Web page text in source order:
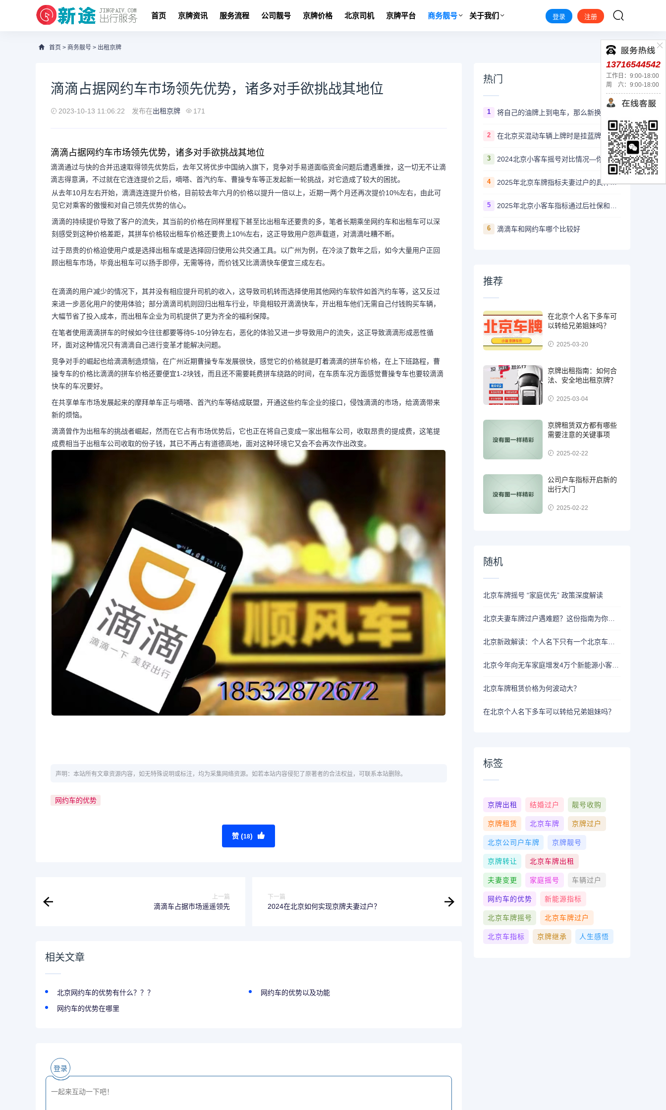
首页 京牌资讯 服务流程 公司靓号 京牌价格 北京司机 京牌平台 商务靓号 关于我们 登录 注册
首页 > 商务靓号 > 出租京牌
滴滴占据网约车市场领先优势，诸多对手欲挑战其地位
2023-10-13 11:06:22 发布在出租京牌 171
滴滴占据网约车市场领先优势，诸多对手欲挑战其地位
滴滴通过与快的合并迅速取得领先优势后，去年又将优步中国纳入旗下，竞争对手易道面临资金问题后遭遇重挫，这一切无不让滴
滴志得意满，不过就在它连连提价之后，嘀嗒、首汽约车、曹操专车等正发起新一轮挑战，对它造成了较大的困扰。
从去年10月左右开始，滴滴连连提升价格，目前较去年六月的价格以提升一倍以上，近期一两个月还再次提价10%左右，由此可
见它对乘客的傲慢和对自己领先优势的信心。
滴滴的持续提价导致了客户的流失，其当前的价格在同样里程下甚至比出租车还要贵的多，笔者长期乘坐网约车和出租车可以深
刻感受到这种价格差距，其拼车价格较出租车价格还要贵上10%左右，这正导致用户怨声载道，对滴滴吐糟不断。
过于昂贵的价格迫使用户或是选择出租车或是选择回归使用公共交通工具。以广州为例，在冷淡了数年之后，如今大量用户正回
顾出租车市场，毕竟出租车可以扬手即停，无需等待，而价钱又比滴滴快车便宜三成左右。
在滴滴的用户减少的情况下，其并没有相应提升司机的收入，这导致司机转而选择使用其他网约车软件如首汽约车等，这又反过
来进一步恶化用户的使用体验；部分滴滴司机则回归出租车行业，毕竟相较开滴滴快车，开出租车他们无需自己付钱购买车辆，
大幅节省了投入成本，而出租车企业为司机提供了更为齐全的福利保障。
在笔者使用滴滴拼车的时候如今往往都要等待5-10分钟左右，恶化的体验又进一步导致用户的流失，这正导致滴滴形成恶性循
环，面对这种情况只有滴滴自己进行变革才能解决问题。
竞争对手的崛起也给滴滴制造烦恼，在广州近期曹操专车发展很快，感觉它的价格就是盯着滴滴的拼车价格，在上下班路程，曹
操专车的价格比滴滴的拼车价格还要便宜1-2块钱，而且还不需要耗费拼车绕路的时间，在车质车况方面感觉曹操专车也要较滴滴
快车的车况要好。
在共享单车市场发展起来的摩拜单车正与嘀嗒、首汽约车等结成联盟，开通这些约车企业的接口，侵蚀滴滴的市场，给滴滴带来
新的烦恼。
滴滴曾作为出租车的挑战者崛起，然而在它占有市场优势后，它也正在将自己变成一家出租车公司，收取昂贵的提成费，这笔提
成费相当于出租车公司收取的份子钱，其已不再占有道德高地，面对这种环境它又会不会再次作出改变。
声明：本站所有文章资源内容，如无特殊说明或标注，均为采集网络资源。如若本站内容侵犯了原著者的合法权益，可联系本站删除。
网约车的优势
赞 (18)
上一篇
滴滴车占据市场遥遥领先
下一篇
2024在北京如何实现京牌夫妻过户？
相关文章
北京网约车的优势有什么？？？
网约车的优势以及功能
网约车的优势在哪里
登录
热门
1
2 在北京买混动车辆上牌时是挂蓝牌还是绿牌呢？
3 2024北京小客车摇号对比情况—你了解多少？
4 2025年北京车牌指标夫妻过户的具体流程和注意事项
5
6 滴滴车和网约车哪个比较好
推荐
在北京个人名下多车可
以转给兄弟姐妹吗？
2025-03-20
京牌出租指南：如何合
法、安全地出租京牌？
2025-03-04
京牌租赁双方都有哪些
需要注意的关键事项
2025-02-22
公司户车指标开启新的
出行大门
2025-02-22
随机
北京车牌摇号 “家庭优先” 政策深度解读
北京车牌租赁价格为何波动大？
在北京个人名下多车可以转给兄弟姐妹吗？
标签
京牌出租 结婚过户 靓号收购
京牌租赁 北京车牌 京牌过户
北京公司户车牌 京牌靓号
京牌转让 北京车牌出租
夫妻变更 家庭摇号 车辆过户
网约车的优势 新能源指标
北京车牌摇号 北京车牌过户
北京车指标 京牌继承 人生感悟
13716544542
工作日：9:00-18:00
周 六：9:00-18:00